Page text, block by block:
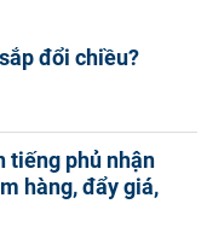
đổi chiều?
tiếng phủ nhận
hàng, đẩy giá,